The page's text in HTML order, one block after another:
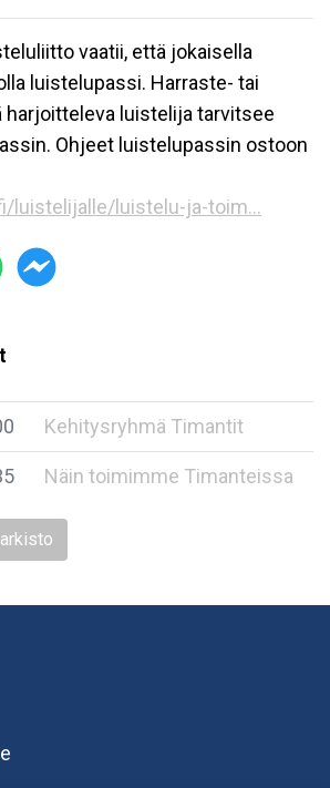
vaatii, että jokaisella
luistelupassi. Harraste- tai
luistelija tarvitsee
Ohjeet luistelupassin ostoon
luistelijalle/luistelu-ja-toim...
Kehitysryhmä Timantit
Näin toimimme Timanteissa